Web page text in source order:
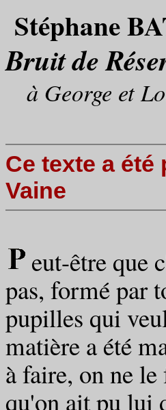
Stéphane
Bruit de
à George et
Ce texte a été
Vaine
eut-être que
pas, formé par
pupilles qui
matière a été
à faire, on ne le
qu'on ait pu lui